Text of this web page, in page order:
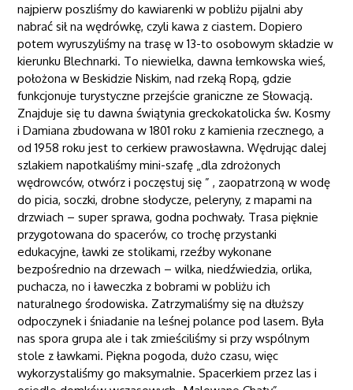
najpierw poszliśmy do kawiarenki w pobliżu pijalni aby
nabrać sił na wędrówkę, czyli kawa z ciastem. Dopiero
potem wyruszyliśmy na trasę w 13-to osobowym składzie w
kierunku Blechnarki. To niewielka, dawna łemkowska wieś,
położona w Beskidzie Niskim, nad rzeką Ropą, gdzie
funkcjonuje turystyczne przejście graniczne ze Słowacją.
Znajduje się tu dawna świątynia greckokatolicka św. Kosmy
i Damiana zbudowana w 1801 roku z kamienia rzecznego, a
od 1958 roku jest to cerkiew prawosławna. Wędrując dalej
szlakiem napotkaliśmy mini-szafę „dla zdrożonych
wędrowców, otwórz i poczęstuj się ” , zaopatrzoną w wodę
do picia, soczki, drobne słodycze, peleryny, z mapami na
drzwiach – super sprawa, godna pochwały. Trasa pięknie
przygotowana do spacerów, co trochę przystanki
edukacyjne, ławki ze stolikami, rzeźby wykonane
bezpośrednio na drzewach – wilka, niedźwiedzia, orlika,
puchacza, no i ławeczka z bobrami w pobliżu ich
naturalnego środowiska. Zatrzymaliśmy się na dłuższy
odpoczynek i śniadanie na leśnej polance pod lasem. Była
nas spora grupa ale i tak zmieściliśmy si przy wspólnym
stole z ławkami. Piękna pogoda, dużo czasu, więc
wykorzystaliśmy go maksymalnie. Spacerkiem przez las i